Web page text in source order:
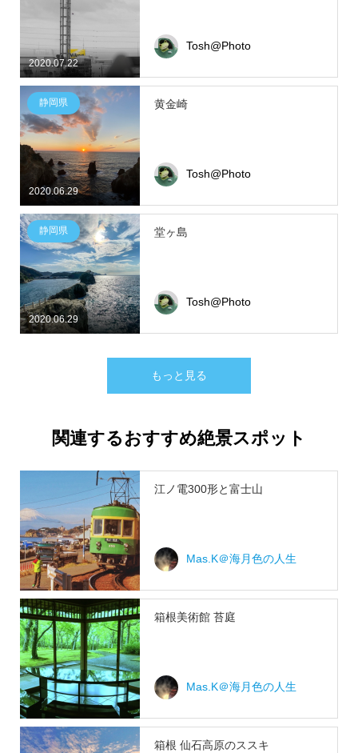
2020.07.22
Tosh@Photo
2020.06.29
静岡県 黄金崎
Tosh@Photo
2020.06.29
静岡県 堂ヶ島
Tosh@Photo
もっと見る
関連するおすすめ絶景スポット
江ノ電300形と富士山
Mas.K＠海月色の人生
箱根美術館 苔庭
Mas.K＠海月色の人生
箱根 仙石高原のススキ